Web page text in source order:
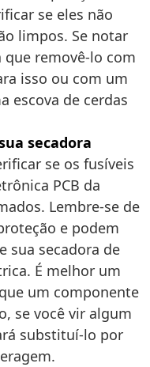
se eles não
limpos. Se notar
removê-lo com
isso ou com um
escova de cerdas
secadora
se os fusíveis
PCB da
Lembre-se de
e podem
sua secadora de
É melhor um
um componente
se você vir algum
substituí-lo por